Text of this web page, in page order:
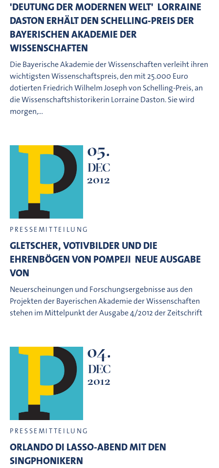
'DEUTUNG DER MODERNEN WELT'  LORRAINE
DASTON ERHÄLT DEN SCHELLING-PREIS DER
BAYERISCHEN AKADEMIE DER
WISSENSCHAFTEN
Die Bayerische Akademie der Wissenschaften verleiht ihren
wichtigsten Wissenschaftspreis, den mit 25.000 Euro
dotierten Friedrich Wilhelm Joseph von Schelling-Preis, an
die Wissenschaftshistorikerin Lorraine Daston. Sie wird
morgen,…
05.
DEC
2012
PRESSEMITTEILUNG
GLETSCHER, VOTIVBILDER UND DIE
EHRENBÖGEN VON POMPEJI  NEUE AUSGABE
VON
Neuerscheinungen und Forschungsergebnisse aus den
Projekten der Bayerischen Akademie der Wissenschaften
stehen im Mittelpunkt der Ausgabe 4/2012 der Zeitschrift
04.
DEC
2012
PRESSEMITTEILUNG
ORLANDO DI LASSO-ABEND MIT DEN
SINGPHONIKERN